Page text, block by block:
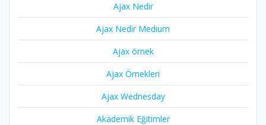
Ajax Nedir
Ajax Nedir Medium
Ajax örnek
Ajax Örnekleri
Ajax Wednesday
Akademik Eğitimler